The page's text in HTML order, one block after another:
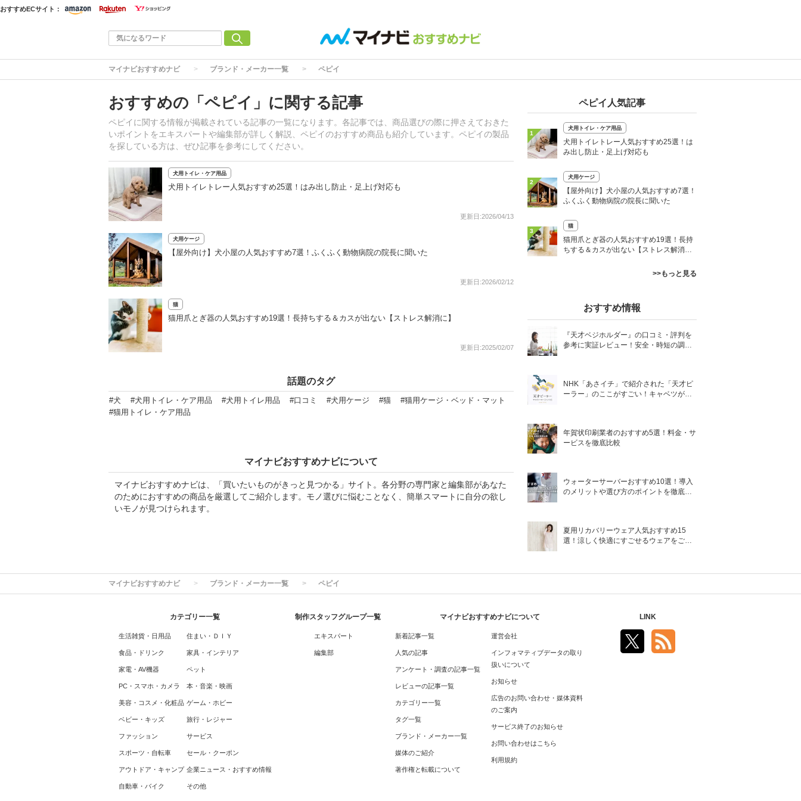
おすすめECサイト：
マイナビおすすめナビ ブランド・メーカー一覧 ペピイ
おすすめの「ペピイ」に関する記事
ペピイに関する情報が掲載されている記事の一覧になります。各記事では、商品選びの際に押さえておきた
いポイントをエキスパートや編集部が詳しく解説、ペピイのおすすめ商品も紹介しています。ペピイの製品
を探している方は、ぜひ記事を参考にしてください。
犬用トイレ・ケア用品
犬用トイレトレー人気おすすめ25選！はみ出し防止・足上げ対応も
更新日:2026/04/13
犬用ケージ
【屋外向け】犬小屋の人気おすすめ7選！ふくふく動物病院の院長に聞いた
更新日:2026/02/12
猫
猫用爪とぎ器の人気おすすめ19選！長持ちする＆カスが出ない【ストレス解消に】
更新日:2025/02/07
話題のタグ
#犬 #犬用トイレ・ケア用品 #犬用トイレ用品 #口コミ #犬用ケージ #猫
#猫用ケージ・ベッド・マット
#猫用トイレ・ケア用品
マイナビおすすめナビについて
マイナビおすすめナビは、「買いたいものがきっと見つかる」サイト。各分野の専門家と編集部があなた
のためにおすすめの商品を厳選してご紹介します。モノ選びに悩むことなく、簡単スマートに自分の欲し
いモノが見つけられます。
ペピイ人気記事
1
犬用トイレ・ケア用品
犬用トイレトレー人気おすすめ25選！は
み出し防止・足上げ対応も
2
犬用ケージ
【屋外向け】犬小屋の人気おすすめ7選！
ふくふく動物病院の院長に聞いた
3
猫
猫用爪とぎ器の人気おすすめ19選！長持
ちする＆カスが出ない【ストレス解消
>>もっと見る
おすすめ情報
『天才ベジホルダー』の口コミ・評判を
参考に実証レビュー！安全・時短の調理
NHK「あさイチ」で紹介された「天才ピ
ーラー」のここがすごい！キャベツがほ
年賀状印刷業者のおすすめ5選！料金・サ
ービスを徹底比較
ウォーターサーバーおすすめ10選！導入
のメリットや選び方のポイントを徹底解
夏用リカバリーウェア人気おすすめ15
選！涼しく快適にすごせるウェアをご紹
マイナビおすすめナビ ブランド・メーカー一覧 ペピイ
カテゴリー一覧
生活雑貨・日用品
食品・ドリンク
家電・AV機器
PC・スマホ・カメラ
美容・コスメ・化粧品
ベビー・キッズ
ファッション
スポーツ・自転車
アウトドア・キャンプ
自動車・バイク
住まい・ＤＩＹ
家具・インテリア
ペット
本・音楽・映画
ゲーム・ホビー
旅行・レジャー
サービス
セール・クーポン
企業ニュース・おすすめ情報
その他
制作スタッフグループ一覧
エキスパート
編集部
マイナビおすすめナビについて
新着記事一覧
人気の記事
アンケート・調査の記事一覧
レビューの記事一覧
カテゴリー一覧
タグ一覧
ブランド・メーカー一覧
媒体のご紹介
著作権と転載について
運営会社
インフォマティブデータの取り
扱いについて
お知らせ
広告のお問い合わせ・媒体資料
のご案内
サービス終了のお知らせ
お問い合わせはこちら
利用規約
LINK